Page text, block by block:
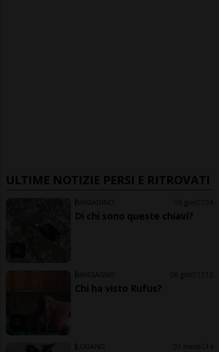
ULTIME NOTIZIE PERSI E RITROVATI
MAGADINO 6 gior 1 4
Di chi sono queste chiavi?
MASSAGNO 6 gior 1 12
Chi ha visto Rufus?
LUGANO 1 mese 14